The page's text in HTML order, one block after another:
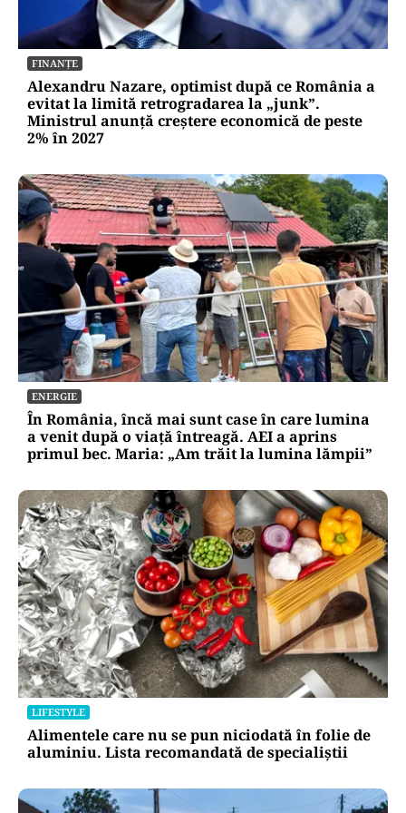
FINANȚE
Alexandru Nazare, optimist după ce România a
evitat la limită retrogradarea la „junk”.
Ministrul anunță creștere economică de peste
2% în 2027
ENERGIE
În România, încă mai sunt case în care lumina
a venit după o viață întreagă. AEI a aprins
primul bec. Maria: „Am trăit la lumina lămpii”
LIFESTYLE
Alimentele care nu se pun niciodată în folie de
aluminiu. Lista recomandată de specialiștii